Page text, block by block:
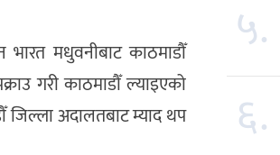
मधुवनीबाट काठमाडौँ
गरी काठमाडौँ ल्याइएको
जिल्ला अदालतबाट म्याद थप
५.
६.